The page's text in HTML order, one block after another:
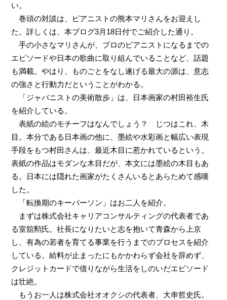
い。
巻頭の対談は、ピアニストの熊本マリさんをお迎えし
た。詳しくは、本ブログ3月18日付でご紹介した通り。
手の小さなマリさんが、プロのピアニストになるまでの
エピソードや日本の歌曲に取り組んでいることなど、話題
も満載。やはり、ものごとをなし遂げる最大の源は、意志
の強さと行動力だということがわかる。
「ジャパニストの美術散歩」は、日本画家の村田裕生氏
を紹介している。
表紙の絵のモチーフはなんでしょう？ じつはこれ、木
目。本分である日本画の他に、墨絵や水彩画と幅広い表現
手段をもつ村田さんは、最近木目に惹かれているという。
表紙の作品はモダンな木目だが、本文には墨絵の木目もあ
る。日本には隠れた画家がたくさんいるとあらためて感嘆
した。
「転換期のキーパーソン」はお二人を紹介。
まずは株式会社キャリアコンサルティングの代表者であ
る室舘勲氏。社長になりたいと志を抱いて青森から上京
し、有為の若者を育てる事業を行うまでのプロセスを紹介
している。給料が止まったにもかかわらず会社を辞めず、
クレジットカードで借りながら生活をしのいだエピソード
は壮絶。
もうお一人は株式会社オオクシの代表者、大串哲史氏。